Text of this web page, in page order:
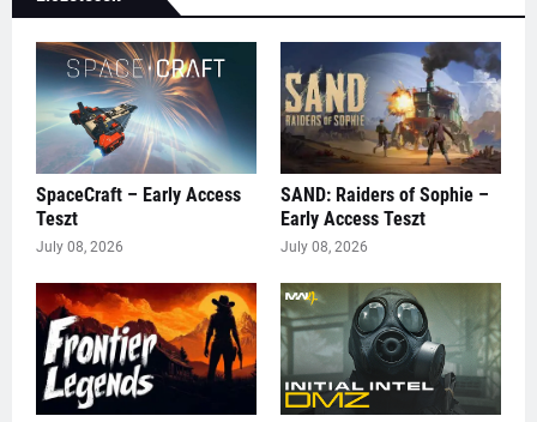
SpaceCraft – Early Access
Teszt
July 08, 2026
SAND: Raiders of Sophie –
Early Access Teszt
July 08, 2026